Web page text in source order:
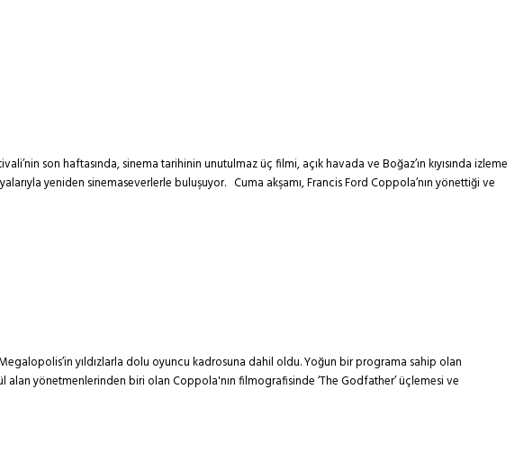
son haftasında, sinema tarihinin unutulmaz üç filmi, açık havada ve Boğaz’ın kıyısında izleme
yeniden sinemaseverlerle buluşuyor. Cuma akşamı, Francis Ford Coppola’nın yönettiği ve
yıldızlarla dolu oyuncu kadrosuna dahil oldu. Yoğun bir programa sahip olan
alan yönetmenlerinden biri olan Coppola'nın filmografisinde ‘The Godfather’ üçlemesi ve